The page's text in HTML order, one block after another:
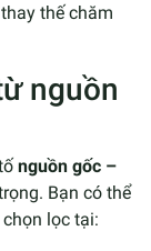
thế chăm
nguồn
nguồn gốc –
Bạn có thể
lọc tại: